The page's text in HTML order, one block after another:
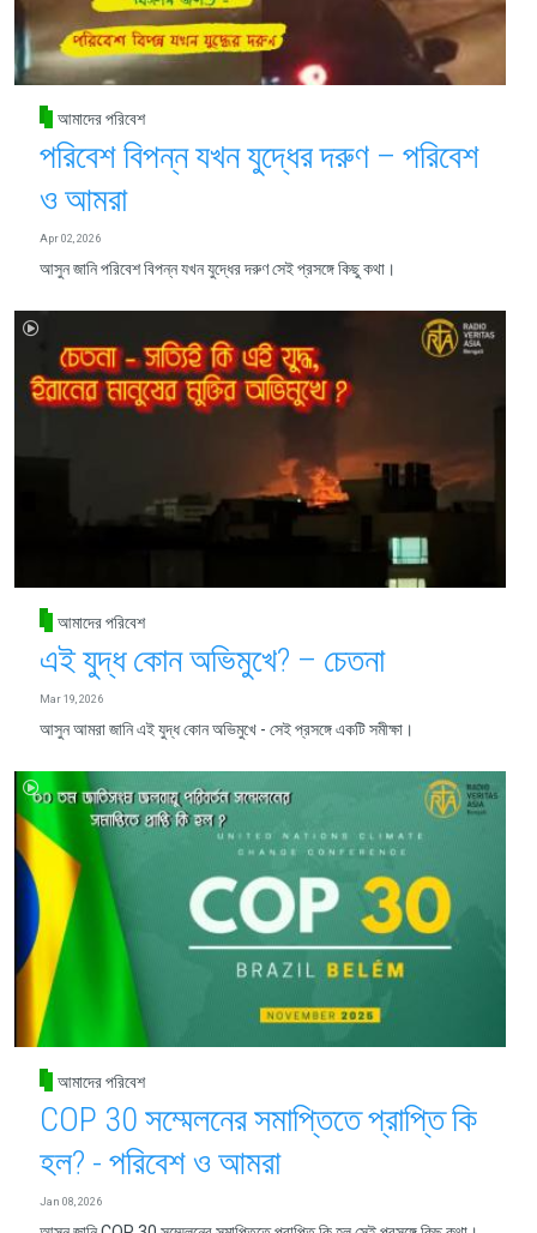
আমাদের পরিবেশ
পরিবেশ বিপন্ন যখন যুদ্ধের দরুণ – পরিবেশ
ও আমরা
Apr 02, 2026
আসুন জানি পরিবেশ বিপন্ন যখন যুদ্ধের দরুণ সেই প্রসঙ্গে কিছু কথা।
আমাদের পরিবেশ
এই যুদ্ধ কোন অভিমুখে? – চেতনা
Mar 19, 2026
আসুন আমরা জানি এই যুদ্ধ কোন অভিমুখে - সেই প্রসঙ্গে একটি সমীক্ষা।
আমাদের পরিবেশ
COP 30 সম্মেলনের সমাপ্তিতে প্রাপ্তি কি
হল? - পরিবেশ ও আমরা
Jan 08, 2026